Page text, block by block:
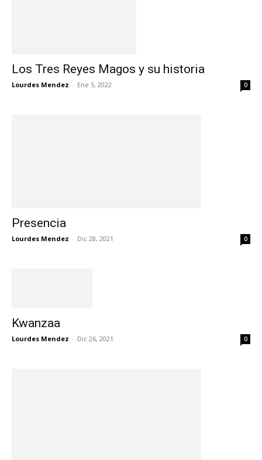
Los Tres Reyes Magos y su historia
Lourdes Mendez - Ene 5, 2022 0
Presencia
Lourdes Mendez - Dic 28, 2021 0
Kwanzaa
Lourdes Mendez - Dic 26, 2021 0